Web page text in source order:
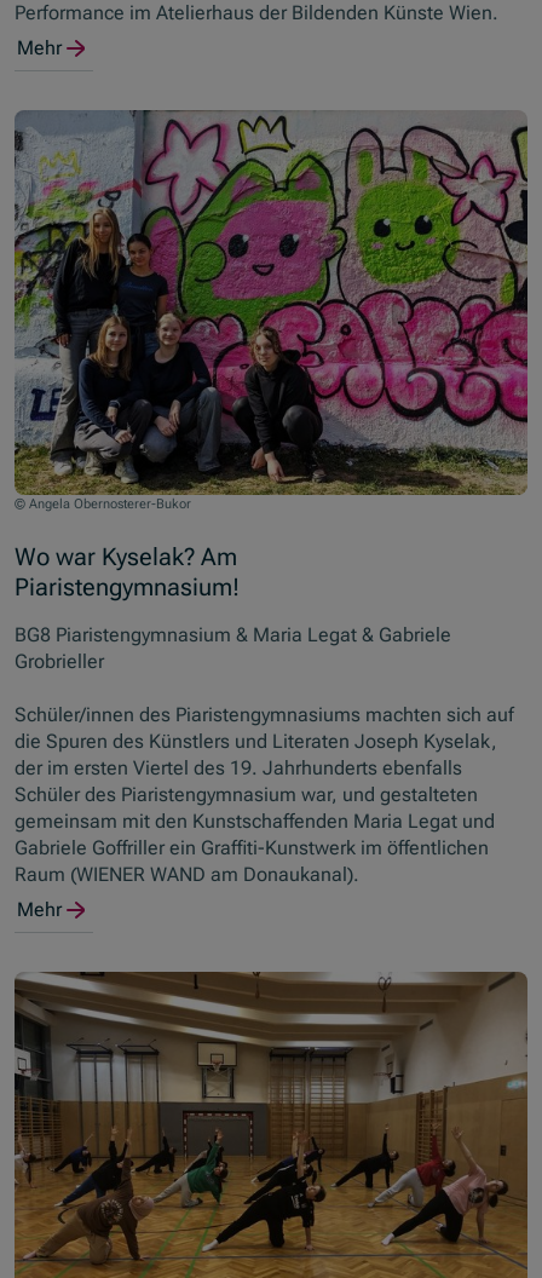
Performance im Atelierhaus der Bildenden Künste Wien.
Mehr
© Angela Obernosterer-Bukor
Wo war Kyselak? Am
Piaristengymnasium!
BG8 Piaristengymnasium & Maria Legat & Gabriele
Grobrieller
Schüler/innen des Piaristengymnasiums machten sich auf
die Spuren des Künstlers und Literaten Joseph Kyselak,
der im ersten Viertel des 19. Jahrhunderts ebenfalls
Schüler des Piaristengymnasium war, und gestalteten
gemeinsam mit den Kunstschaffenden Maria Legat und
Gabriele Goffriller ein Graffiti-Kunstwerk im öffentlichen
Raum (WIENER WAND am Donaukanal).
Mehr